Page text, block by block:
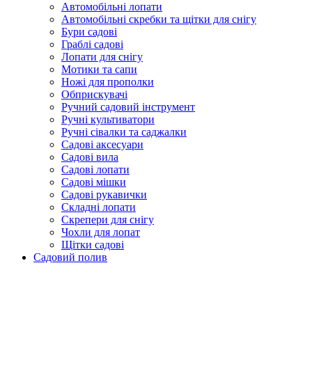
Автомобільні лопати
Автомобільні скребки та щітки для снігу
Бури садові
Граблі садові
Лопати для снігу
Мотики та сапи
Ножі для прополки
Обприскувачі
Ручний садовий інструмент
Ручні культиватори
Ручні сівалки та саджалки
Садові аксесуари
Садові вила
Садові лопати
Садові мішки
Садові рукавички
Складні лопати
Скрепери для снігу
Чохли для лопат
Щітки садові
Садовий полив